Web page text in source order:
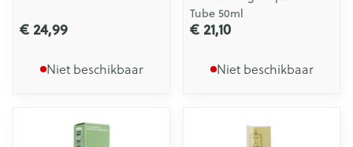
€ 24,99
Niet beschikbaar
Tube 50ml
€ 21,10
Niet beschikbaar